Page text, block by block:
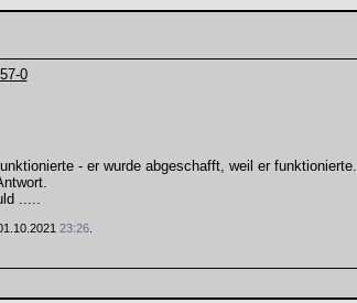
0
- er wurde abgeschafft, weil er funktionierte.
.....
23:26.